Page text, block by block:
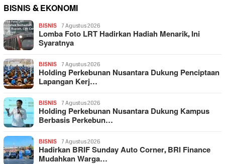
BISNIS & EKONOMI
BISNIS 7 Agustus 2026
Lomba Foto LRT Hadirkan Hadiah Menarik, Ini
Syaratnya
BISNIS 7 Agustus 2026
Holding Perkebunan Nusantara Dukung Penciptaan
Lapangan Kerj…
BISNIS 7 Agustus 2026
Holding Perkebunan Nusantara Dukung Kampus
Berbasis Perkebun…
BISNIS 7 Agustus 2026
Hadirkan BRIF Sunday Auto Corner, BRI Finance
Mudahkan Warga…